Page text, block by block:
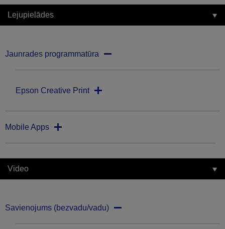
Lejupielādes
Jaunrades programmatūra
Epson Creative Print
Mobile Apps
Video
Savienojums (bezvadu/vadu)